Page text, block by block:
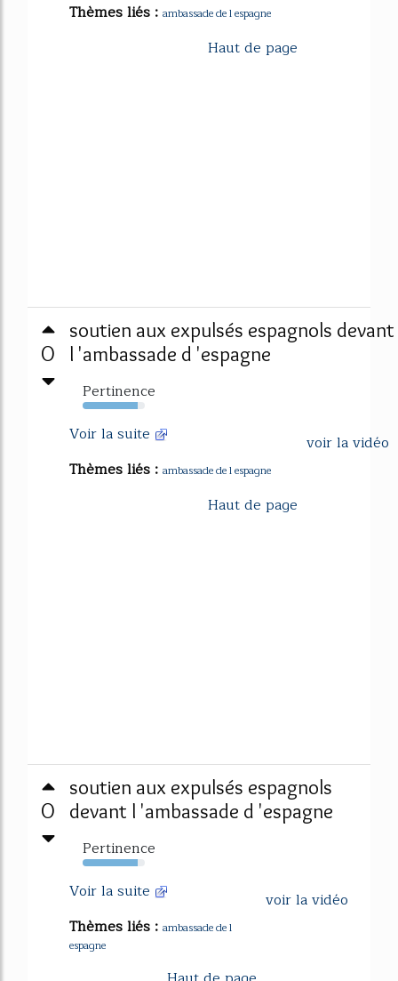
Thèmes liés : ambassade de l espagne
Haut de page
0
soutien aux expulsés espagnols devant
l 'ambassade d 'espagne
Pertinence
89%
voir la vidéo
Voir la suite
Thèmes liés : ambassade de l espagne
Haut de page
0
soutien aux expulsés espagnols
devant l 'ambassade d 'espagne
Pertinence
89%
voir la vidéo
Voir la suite
Thèmes liés : ambassade de l
espagne